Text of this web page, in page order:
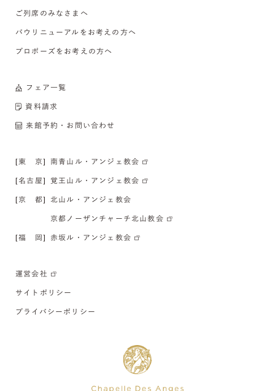
ご列席のみなさまへ
バウリニューアルをお考えの方へ
プロポーズをお考えの方へ
フェア一覧
資料請求
来館予約・お問い合わせ
[東 京] 南青山ル・アンジェ教会
[名古屋] 覚王山ル・アンジェ教会
[京 都] 北山ル・アンジェ教会
京都ノーザンチャーチ北山教会
[福 岡] 赤坂ル・アンジェ教会
運営会社
サイトポリシー
プライバシーポリシー